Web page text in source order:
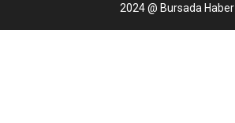
2024 @ Bursada Haber